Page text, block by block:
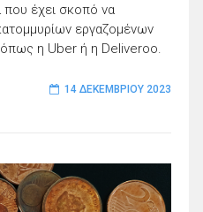
έχει σκοπό να
εργαζομένων
η Uber ή η Deliveroo.
14 ΔΕΚΕΜΒΡΊΟΥ 2023